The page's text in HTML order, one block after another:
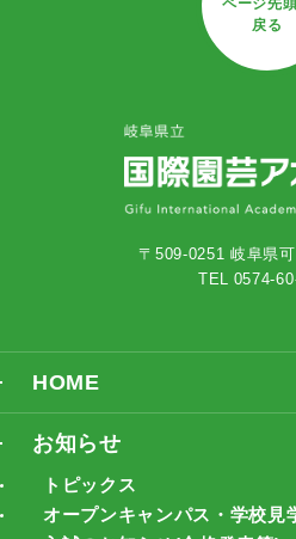
戻る
〒509-0251 岐阜県
TEL 0574-
HOME
お知らせ
トピックス
オープンキャンパス・学校見